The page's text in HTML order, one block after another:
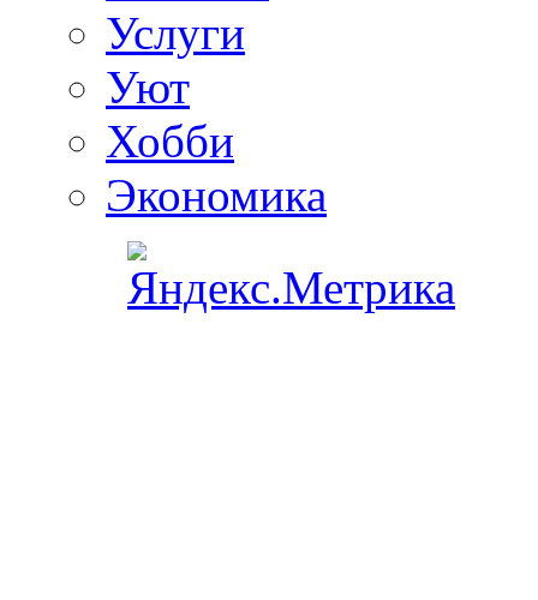
Услуги
Уют
Хобби
Экономика